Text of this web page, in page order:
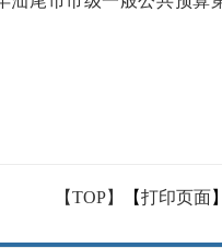
【TOP】 【打印页面